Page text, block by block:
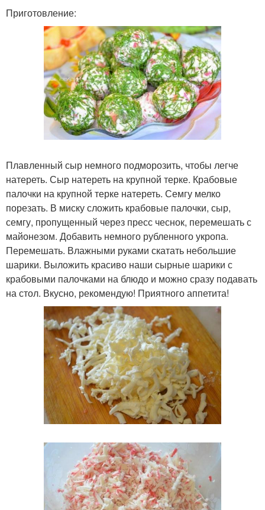
Приготовление:
Плавленный сыр немного подморозить, чтобы легче
натереть. Сыр натереть на крупной терке. Крабовые
палочки на крупной терке натереть. Семгу мелко
порезать. В миску сложить крабовые палочки, сыр,
семгу, пропущенный через пресс чеснок, перемешать с
майонезом. Добавить немного рубленного укропа.
Перемешать. Влажными руками скатать небольшие
шарики. Выложить красиво наши сырные шарики с
крабовыми палочками на блюдо и можно сразу подавать
на стол. Вкусно, рекомендую! Приятного аппетита!